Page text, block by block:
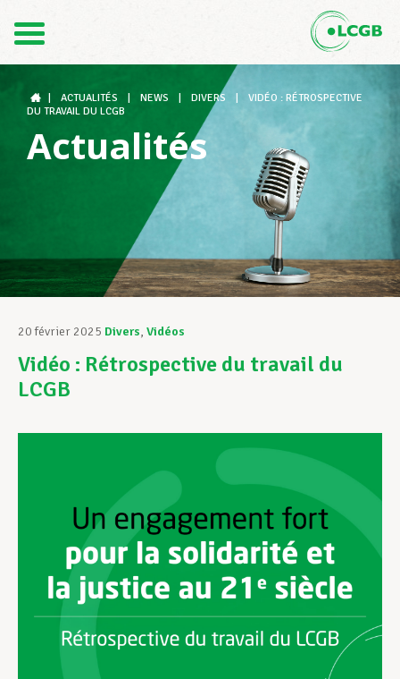
DE
Le LCGB
Structures syndicales
Assistance au Travail
Vos droits
Développement professionnel
Devenir Membre
Actualités
ACTUALITÉS NEWS DIVERS
VIDÉO : RÉTROSPECTIVE
DU TRAVAIL DU LCGB
Actualités
20 février 2025 Divers, Vidéos
Vidéo : Rétrospective du travail du
LCGB